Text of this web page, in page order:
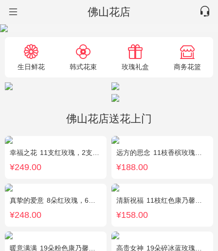
佛山花店
生日鲜花 韩式花束 玫瑰礼盒 商务花篮
佛山花店送花上门
幸福之花 11支红玫瑰，2支多头白香水百合，配草
¥249.00
远方的思念 11枝香槟玫瑰单独包装，绿叶丰满。
¥188.00
真挚的爱意 8朵红玫瑰，6朵香槟玫瑰，5朵粉玫瑰，叶上黄金点缀。
¥248.00
清新祝福 11枝红色康乃馨，搭配黄莺栀子叶适量
¥158.00
暖意满满 19朵粉色康乃馨，搭配相思梅、黄莺穿插点缀。 高贵女神 19朵碎冰蓝玫瑰，绿叶搭配